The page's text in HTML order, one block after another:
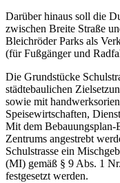
Darüber hinaus soll die
zwischen Breite Straße
Bleichröder Parks als
(für Fußgänger und
Die Grundstücke
städtebaulichen
sowie mit
Speisewirtschaften,
Mit dem
Zentrums angestrebt
Schulstrasse ein
(MI) gemäß § 9 Abs. 1
festgesetzt werden.